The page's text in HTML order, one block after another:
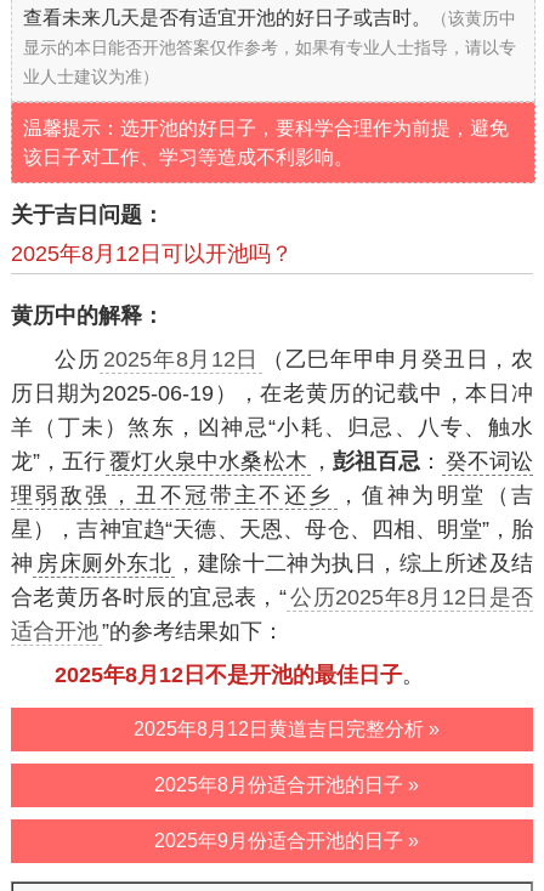
查看未来几天是否有适宜开池的好日子或吉时。
（该黄历中
显示的本日能否开池答案仅作参考，如果有专业人士指导，请以专
业人士建议为准）
温馨提示：选开池的好日子，要科学合理作为前提，避免
该日子对工作、学习等造成不利影响。
关于吉日问题：
2025年8月12日可以开池吗？
黄历中的解释：
公历 2025年8月12日
（乙巳年甲申月癸丑日，农
历日期为2025-06-19），在老黄历的记载中，本日冲
羊（丁未）煞东，凶神忌“小耗、归忌、八专、触水
龙”，五行覆灯火泉中水桑松木 ， 彭祖百忌： 癸不词讼
理弱敌强，丑不冠带主不还乡
，值神为明堂（吉
星），吉神宜趋“天德、天恩、母仓、四相、明堂”，胎
神 房床厕外东北 ，建除十二神为执日，综上所述及结
合老黄历各时辰的宜忌表，“公历2025年8月12日是否
适合开池”的参考结果如下：
2025年8月12日不是开池的最佳日子。
2025年8月12日黄道吉日完整分析 »
2025年8月份适合开池的日子 »
2025年9月份适合开池的日子 »